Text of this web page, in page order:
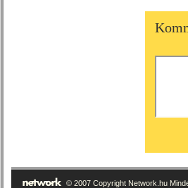
© 2007 Copyright Network.hu